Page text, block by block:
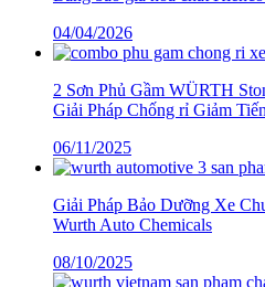
04/04/2026
2 Sơn Phủ Gầm WÜRTH
Giải Pháp Chống rỉ Giảm
06/11/2025
Giải Pháp Bảo Dưỡng Xe
Wurth Auto Chemicals
08/10/2025